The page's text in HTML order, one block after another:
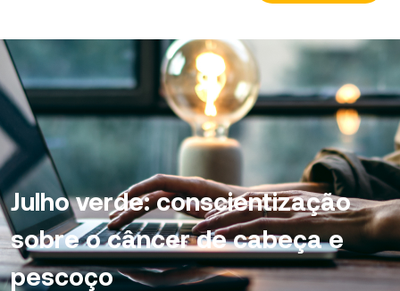
Julho verde: conscientização
sobre o câncer de cabeça e
pescoço